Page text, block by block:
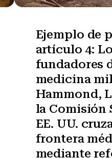
Ejemplo de
artículo 4:
fundadores
medicina
Hammond,
la Comisión
EE. UU.
frontera
mediante